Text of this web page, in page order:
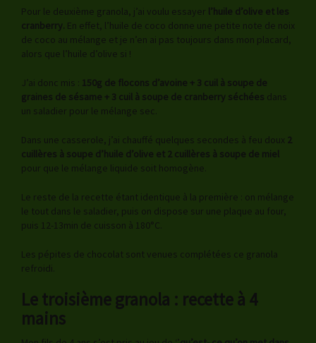
Pour le deuxième granola, j’ai voulu essayer l’huile d’olive et les
cranberry. En effet, l’huile de coco donne une petite note de noix
de coco au mélange et je n’en ai pas toujours dans mon placard,
alors que l’huile d’olive si !
J’ai donc mis : 150g de flocons d’avoine + 3 cuil à soupe de
graines de sésame + 3 cuil à soupe de cranberry séchées dans
un saladier pour le mélange sec.
Dans une casserole, j’ai chauffé quelques secondes à feu doux 2
cuillères à soupe d’huile d’olive et 2 cuillères à soupe de miel
pour que le mélange liquide soit homogène.
Le reste de la recette étant identique à la première : on mélange
le tout dans le saladier, puis on dispose sur une plaque au four,
puis 12-13min de cuisson à 180°C.
Les pépites de chocolat sont venues complétées ce granola
refroidi.
Le troisième granola : recette à 4
mains